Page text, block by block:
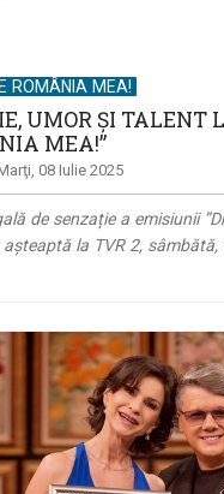
ROMÂNIA MEA!
UMOR ȘI TALENT
MEA!”
08 Iulie 2025
de senzație a emisiunii
așteaptă la TVR 2,